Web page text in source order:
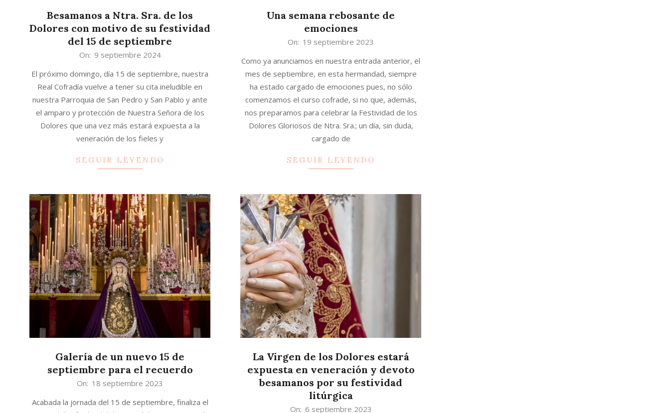
Besamanos a Ntra. Sra. de los
Dolores con motivo de su festividad
del 15 de septiembre
09
On: 9 septiembre 2024
El próximo domingo, día 15 de septiembre, nuestra
Real Cofradía vuelve a tener su cita ineludible en
nuestra Parroquia de San Pedro y San Pablo y ante
el amparo y protección de Nuestra Señora de los
Dolores que una vez más estará expuesta a la
veneración de los fieles y
SEGUIR LEYENDO
Una semana rebosante de
emociones
19
On: 19 septiembre 2023
Como ya anunciamos en nuestra entrada anterior, el
mes de septiembre, en esta hermandad, siempre
ha estado cargado de emociones pues, no sólo
comenzamos el curso cofrade, si no que, además,
nos preparamos para celebrar la Festividad de los
Dolores Gloriosos de Ntra. Sra.; un día, sin duda,
cargado de
SEGUIR LEYENDO
Galería de un nuevo 15 de
septiembre para el recuerdo
18
On: 18 septiembre 2023
Acabada la jornada del 15 de septiembre, finaliza el
La Virgen de los Dolores estará
expuesta en veneración y devoto
besamanos por su festividad
litúrgica
On: 6 septiembre 2023